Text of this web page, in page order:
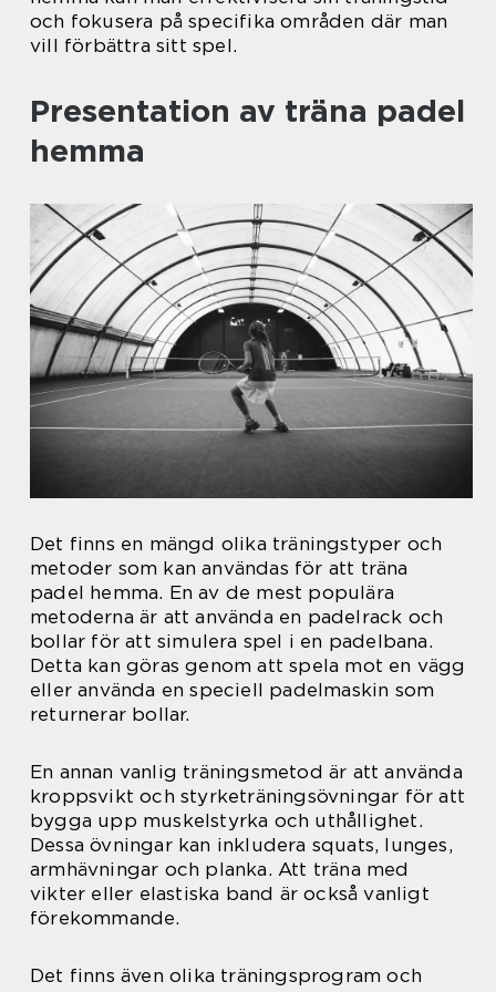
och fokusera på specifika områden där man
vill förbättra sitt spel.
Presentation av träna padel
hemma
Det finns en mängd olika träningstyper och
metoder som kan användas för att träna
padel hemma. En av de mest populära
metoderna är att använda en padelrack och
bollar för att simulera spel i en padelbana.
Detta kan göras genom att spela mot en vägg
eller använda en speciell padelmaskin som
returnerar bollar.
En annan vanlig träningsmetod är att använda
kroppsvikt och styrketräningsövningar för att
bygga upp muskelstyrka och uthållighet.
Dessa övningar kan inkludera squats, lunges,
armhävningar och planka. Att träna med
vikter eller elastiska band är också vanligt
förekommande.
Det finns även olika träningsprogram och